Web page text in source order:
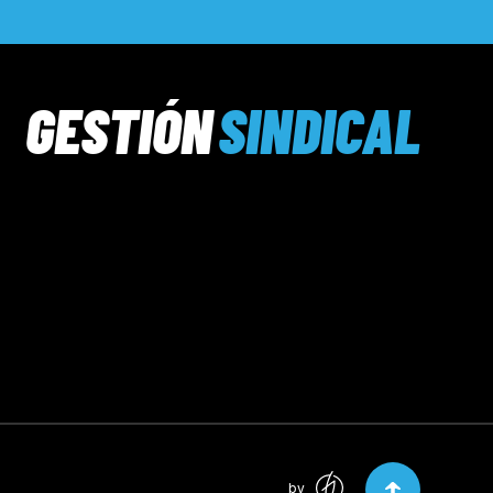
GESTIÓNSINDICAL
by